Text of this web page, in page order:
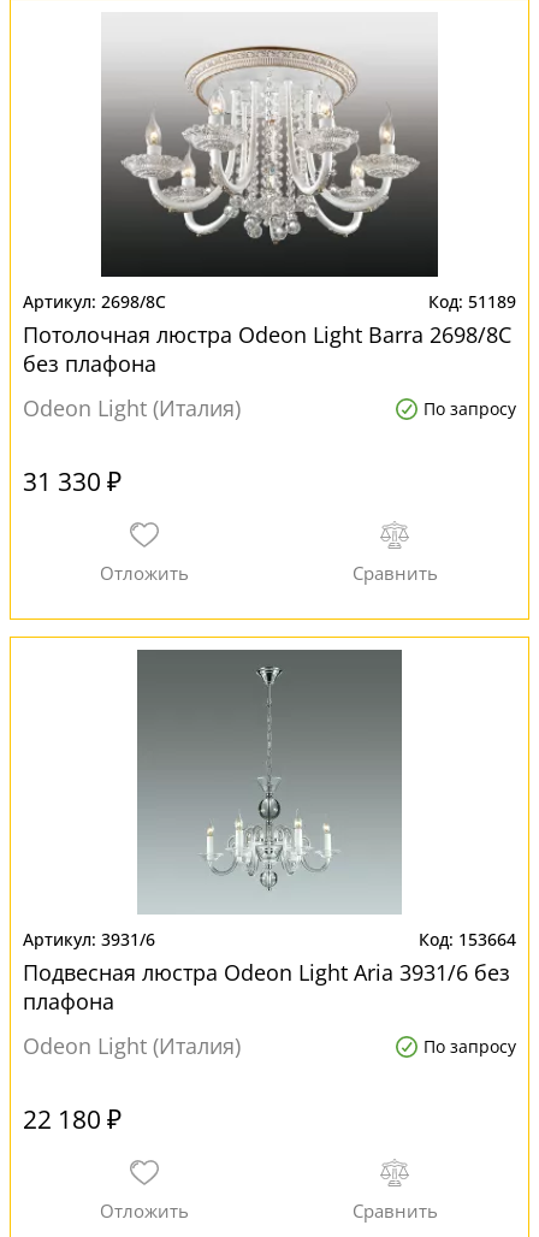
2698/8C 51189
Потолочная люстра Odeon Light Barra 2698/8C
без плафона
Odeon Light (Италия)
По запросу
31 330 ₽
3931/6 153664
Подвесная люстра Odeon Light Aria 3931/6 без
плафона
Odeon Light (Италия)
По запросу
22 180 ₽